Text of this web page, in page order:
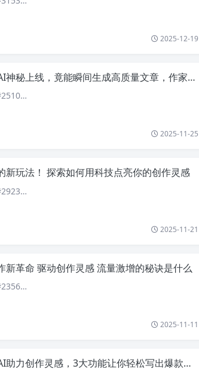
2025-12-19
上线，竟能瞬间生成高质量文章，作家们应该担心吗？
2025-11-25
新玩法！ 探索如何用科技点亮你的创作灵感
2025-11-21
新革命 驱动创作灵感 流量激增的秘诀是什么
2025-11-11
力创作灵感，3大功能让你轻松写出爆款文章